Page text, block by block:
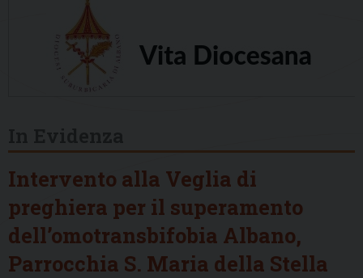
Intervento alla Veglia di
preghiera per il superamento
dell’omotransbifobia Albano,
Parrocchia S. Maria della Stella